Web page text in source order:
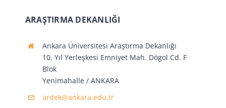
ARAŞTIRMA DEKANLIĞI
Ankara Üniversitesi Araştırma Dekanlığı
10. Yıl Yerleşkesi Emniyet Mah. Dögol Cd. F
Blok
Yenimahalle / ANKARA
ardek@ankara.edu.tr